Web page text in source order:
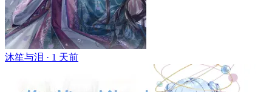
沐笙与泪 · 1 天前